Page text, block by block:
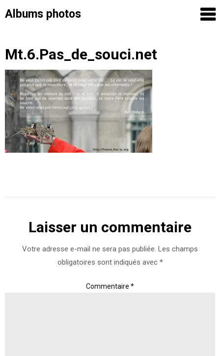
Albums photos
Skip
content
Mt.6.Pas_de_souci.net
Laisser un commentaire
Votre adresse e-mail ne sera pas publiée. Les champs
obligatoires sont indiqués avec *
Commentaire *